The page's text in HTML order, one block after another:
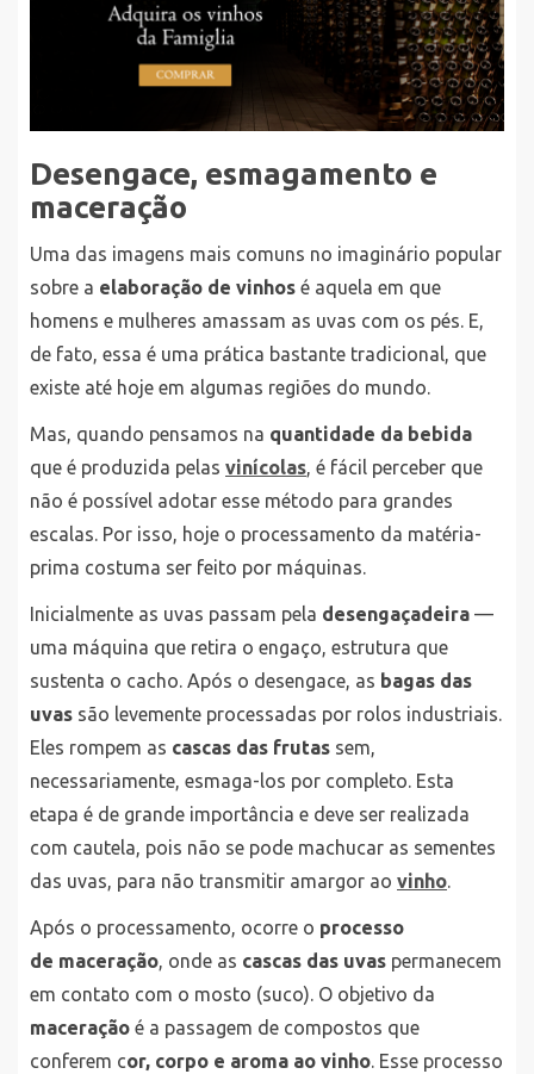
Desengace, esmagamento e
maceração
Uma das imagens mais comuns no imaginário popular
sobre a elaboração de vinhos é aquela em que
homens e mulheres amassam as uvas com os pés. E,
de fato, essa é uma prática bastante tradicional, que
existe até hoje em algumas regiões do mundo.
Mas, quando pensamos na quantidade da bebida
que é produzida pelas vinícolas, é fácil perceber que
não é possível adotar esse método para grandes
escalas. Por isso, hoje o processamento da matéria-
prima costuma ser feito por máquinas.
Inicialmente as uvas passam pela desengaçadeira —
uma máquina que retira o engaço, estrutura que
sustenta o cacho. Após o desengace, as bagas das
uvas são levemente processadas por rolos industriais.
Eles rompem as cascas das frutas sem,
necessariamente, esmaga-los por completo. Esta
etapa é de grande importância e deve ser realizada
com cautela, pois não se pode machucar as sementes
das uvas, para não transmitir amargor ao vinho.
Após o processamento, ocorre o processo
de maceração, onde as cascas das uvas permanecem
em contato com o mosto (suco). O objetivo da
maceração é a passagem de compostos que
conferem cor, corpo e aroma ao vinho. Esse processo